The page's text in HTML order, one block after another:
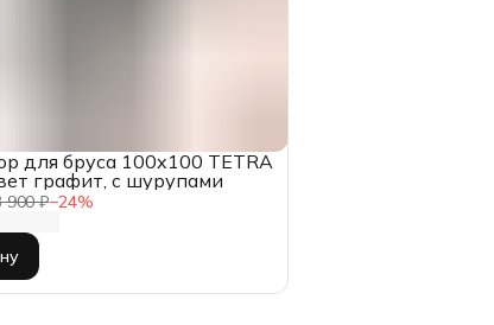
900 ₽−24%
для бруса 100x100 TETRA
графит, с шурупами